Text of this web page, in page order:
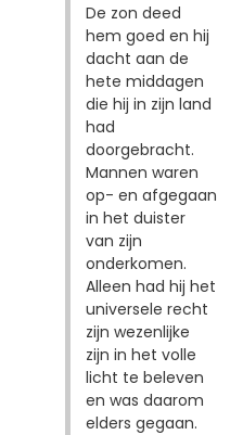
De zon deed
hem goed en hij
dacht aan de
hete middagen
die hij in zijn land
had
doorgebracht.
Mannen waren
op- en afgegaan
in het duister
van zijn
onderkomen.
Alleen had hij het
universele recht
zijn wezenlijke
zijn in het volle
licht te beleven
en was daarom
elders gegaan.